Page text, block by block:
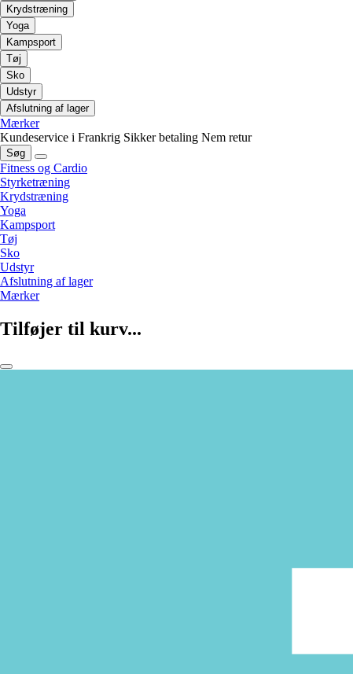
Krydstræning
Yoga
Kampsport
Tøj
Sko
Udstyr
Afslutning af lager
Mærker
Kundeservice i Frankrig Sikker betaling Nem retur
Søg
Fitness og Cardio
Styrketræning
Krydstræning
Yoga
Kampsport
Tøj
Sko
Udstyr
Afslutning af lager
Mærker
Tilføjer til kurv...